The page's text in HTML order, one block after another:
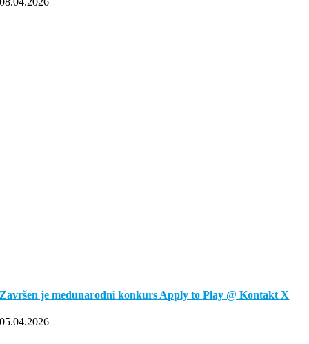
Završen je međunarodni konkurs Apply to Play @ Kontakt X
05.04.2026